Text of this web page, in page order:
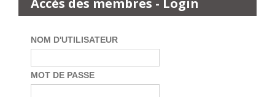
Accès des membres - Login
NOM D'UTILISATEUR
MOT DE PASSE